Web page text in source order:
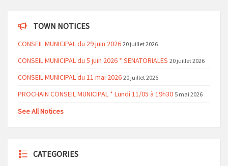
TOWN NOTICES
CONSEIL MUNICIPAL du 29 juin 2026 20 juillet 2026
CONSEIL MUNICIPAL du 5 juin 2026 * SENATORIALES 20 juillet 2026
CONSEIL MUNICIPAL du 11 mai 2026 20 juillet 2026
PROCHAIN CONSEIL MUNICIPAL * Lundi 11/05 à 19h30 5 mai 2026
See All Notices
CATEGORIES